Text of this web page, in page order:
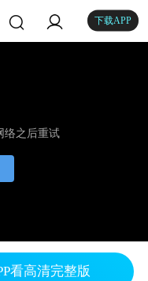
下载APP
络之后重试
看高清完整版